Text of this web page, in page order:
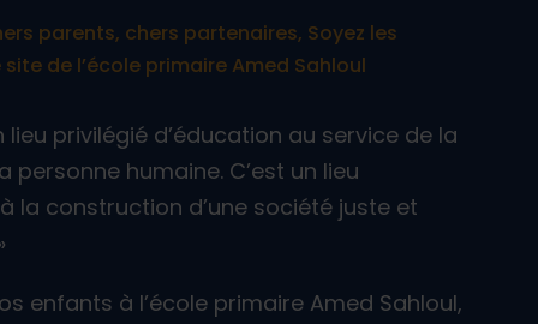
parents, chers partenaires, Soyez les
de l’école primaire Amed Sahloul
lieu privilégié d’éducation au service de la
personne humaine. C’est un lieu
la construction d’une société juste et
enfants à l’école primaire Amed Sahloul,